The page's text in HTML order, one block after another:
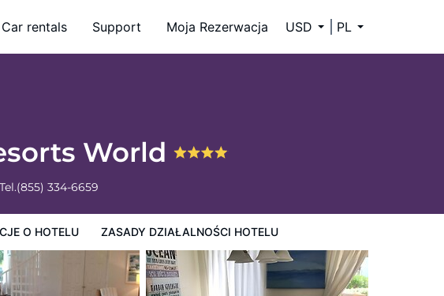
Car rentals Support Moja Rezerwacja USD PL
World
Tel.(855) 334-6659
O HOTELU ZASADY DZIAŁALNOŚCI HOTELU